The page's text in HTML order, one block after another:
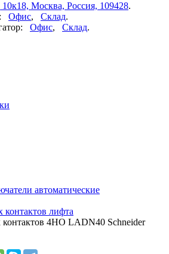
10к18, Москва, Россия, 109428.
Офис, Склад.
Офис, Склад.
автоматические
лифта
4НО LADN40 Schneider